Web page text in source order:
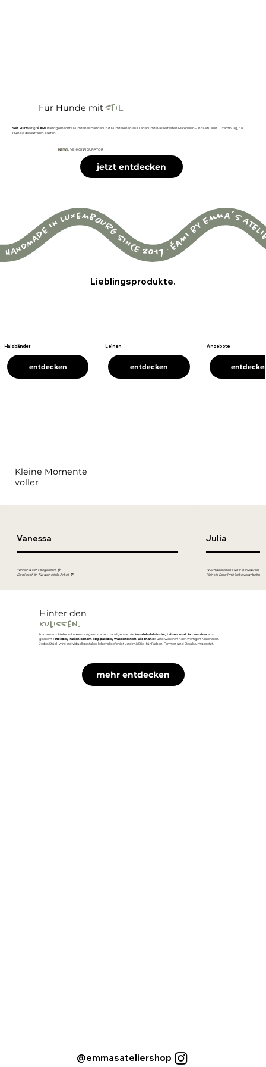
Für Hunde mitStil.
Seit 2017fertigtÉAMIhandgemachte Hundehalsbänder und Hundeleinen aus Leder und wasserfesten Materialien – individuell in Luxemburg, für
Hunde, die auffallen dürfen.
NEWLIVE-KONFIGURATOR
jetzt entdecken
HANDMADE IN LUXEMBOURG SINCE 2017 · ÉAMI BY EMMA´S
Lieblingsprodukte.
Halsbänder
entdecken
Leinen
entdecken
Angebote
Kleine Momente
voller
Vanessa
"Wir sind sehr begeistert. 😍
Dankeschön für deine tolle Arbeit 💙"
Julia
"Wunderschöne und individuelle
kleinste Detail mit Liebe verarbeitet.
Hinter den
Kulissen.
In meinem Atelier in Luxemburg entstehen handgemachteHundehalsbänder, Leinen und Accessoiresaus
geöltemFettleder, italienischem Nappaleder, wasserfestem BioThane® und weiteren hochwertigen Materialien.
Jedes Stück wird individuell gestaltet, liebevoll gefertigt und mit Blick für Farben, Formen und Details umgesetzt.
mehr entdecken
@emmasateliershop